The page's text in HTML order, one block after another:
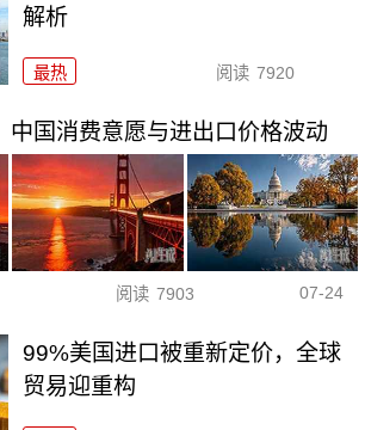
解析
最热 阅读 7920
中国消费意愿与进出口价格波动
阅读 7903 07-24
99%美国进口被重新定价，全球
贸易迎重构